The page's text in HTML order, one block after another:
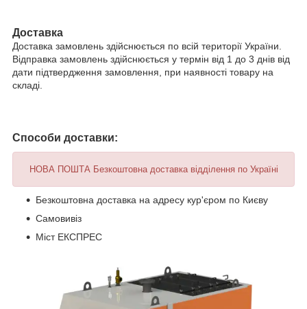
Доставка
Доставка замовлень здійснюється по всій території України.
Відправка замовлень здійснюється у термін від 1 до 3 днів від
дати підтвердження замовлення, при наявності товару на
складі.
Способи доставки:
НОВА ПОШТА Безкоштовна доставка відділення по Україні
Безкоштовна доставка на адресу кур'єром по Києву
Самовивіз
Міст ЕКСПРЕС